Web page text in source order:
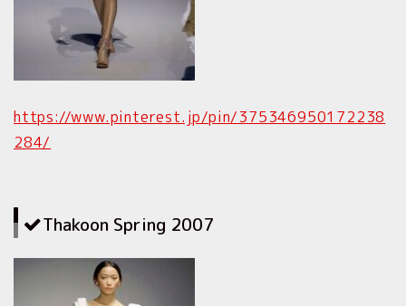
https://www.pinterest.jp/pin/375346950172238
284/
Thakoon Spring 2007